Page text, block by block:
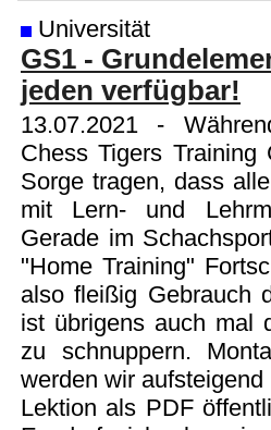
Universität
GS1 -
jeden verfügbar!
13.07.2021 -
Chess Tigers
Sorge tragen, dass
mit Lern- und
Gerade im
"Home Training"
also fleißig Gebrauch
ist übrigens auch mal
zu schnuppern.
werden wir
Lektion als PDF